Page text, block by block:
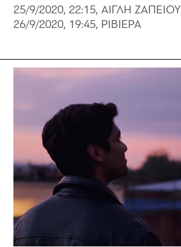
25/9/2020, 22:15, ΑΙΓΛΗ ΖΑΠΕΙΟΥ
26/9/2020, 19:45, ΡΙΒΙΕΡΑ